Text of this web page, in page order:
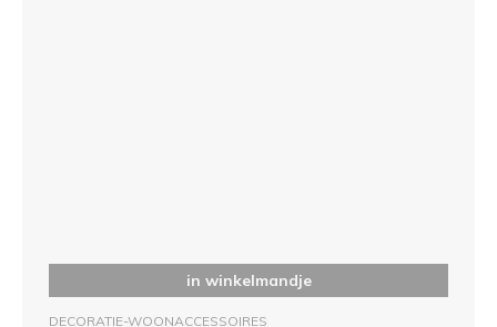
in winkelmandje
DECORATIE-WOONACCESSOIRES